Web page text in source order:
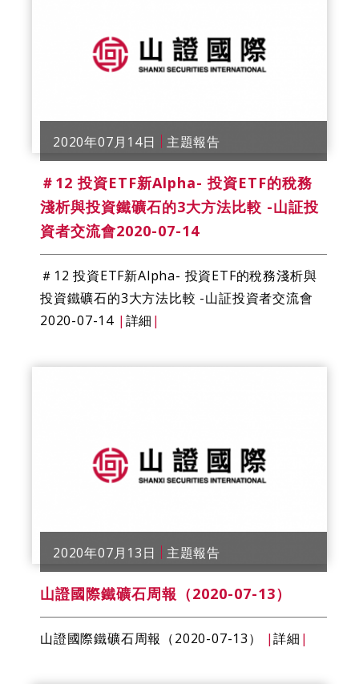
2020年07月14日 主題報告
＃12 投資ETF新Alpha- 投資ETF的稅務
淺析與投資鐵礦石的3大方法比較 -山証投
資者交流會2020-07-14
＃12 投資ETF新Alpha- 投資ETF的稅務淺析與
投資鐵礦石的3大方法比較 -山証投資者交流會
2020-07-14 | 詳細 |
2020年07月13日 主題報告
山證國際鐵礦石​​周報（2020-07-13）
山證國際鐵礦石​​周報（2020-07-13） |詳細 |